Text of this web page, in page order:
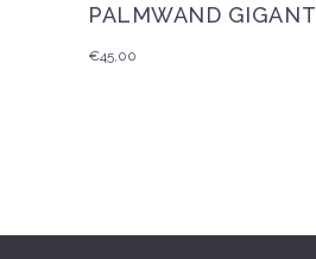
PALMWAND GIGANT
€45,00